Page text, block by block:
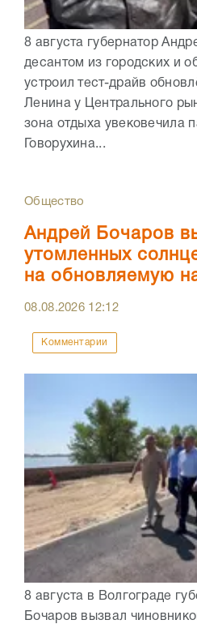
8 августа губернатор
десантом из городских и
устроил тест-драйв
Ленина у Центрального
зона отдыха увековечила
Говорухина...
Общество
Андрей Бочаров
утомленных
на обновляемую
08.08.2026 12:12
Комментарии
8 августа в Волгограде
Бочаров вызвал